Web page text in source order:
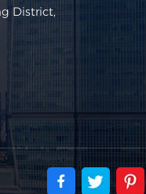
District,